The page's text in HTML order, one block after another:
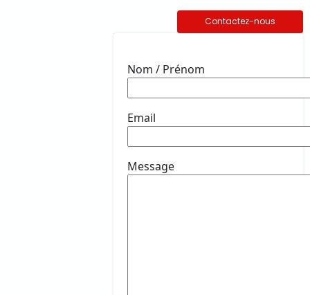
Contactez-nous
Nom / Prénom
Email
Message